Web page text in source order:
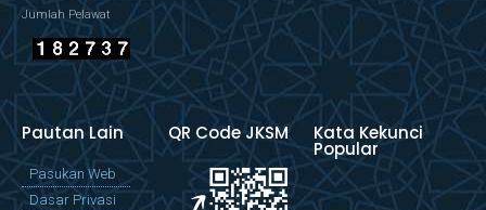
Jumlah Pelawat
Pautan Lain
Pasukan Web
Dasar Privasi
QR Code JKSM Kata Kekunci
Popular